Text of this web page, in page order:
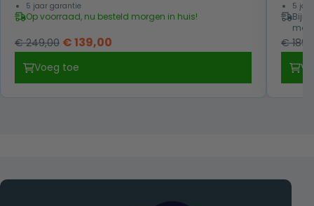
5 jaar garantie
Op voorraad, nu besteld morgen in huis!
€249,00 Oorspronkelijke
€ 249,00.
€139,00
€ 139,00.
Voeg toe
5
€